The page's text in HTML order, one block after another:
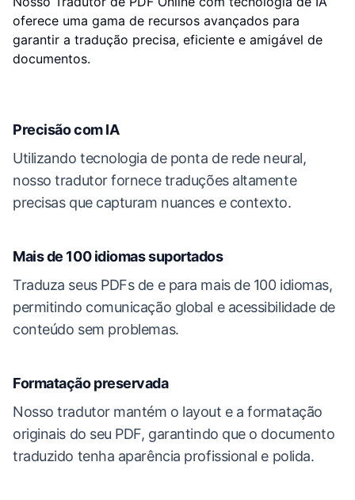
oferece uma gama de recursos avançados para
garantir a tradução precisa, eficiente e amigável de
documentos.
Precisão com IA
Utilizando tecnologia de ponta de rede neural,
nosso tradutor fornece traduções altamente
precisas que capturam nuances e contexto.
Mais de 100 idiomas suportados
Traduza seus PDFs de e para mais de 100 idiomas,
permitindo comunicação global e acessibilidade de
conteúdo sem problemas.
Formatação preservada
Nosso tradutor mantém o layout e a formatação
originais do seu PDF, garantindo que o documento
traduzido tenha aparência profissional e polida.